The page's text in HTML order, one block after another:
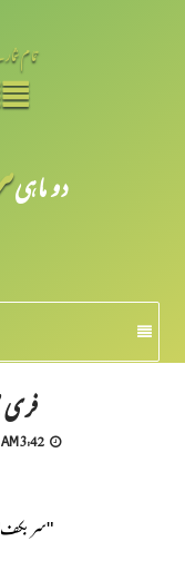
تمام
دو ماہی
3:42 AM
"سربکف" میگزین